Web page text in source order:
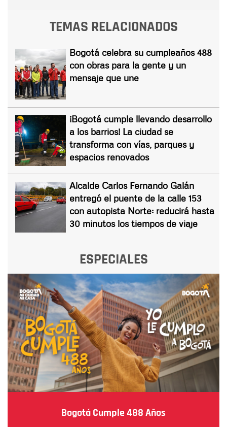
TEMAS RELACIONADOS
Bogotá celebra su cumpleaños 488
con obras para la gente y un
mensaje que une
¡Bogotá cumple llevando desarrollo
a los barrios! La ciudad se
transforma con vías, parques y
espacios renovados
Alcalde Carlos Fernando Galán
entregó el puente de la calle 153
con autopista Norte: reducirá hasta
30 minutos los tiempos de viaje
ESPECIALES
Bogotá Cumple 488 Años